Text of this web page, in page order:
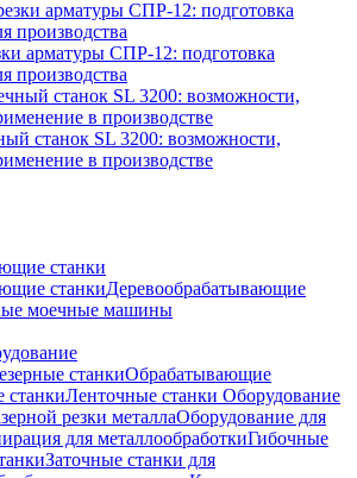
арматуры СПР-12: подготовка
производства
станок SL 3200: возможности,
в производстве
станки
станкиДеревообрабатывающие
моечные машины
станкиОбрабатывающие
станкиЛенточные станки Оборудование
резки металлаОборудование для
для металлообработкиГибочные
Заточные станки для